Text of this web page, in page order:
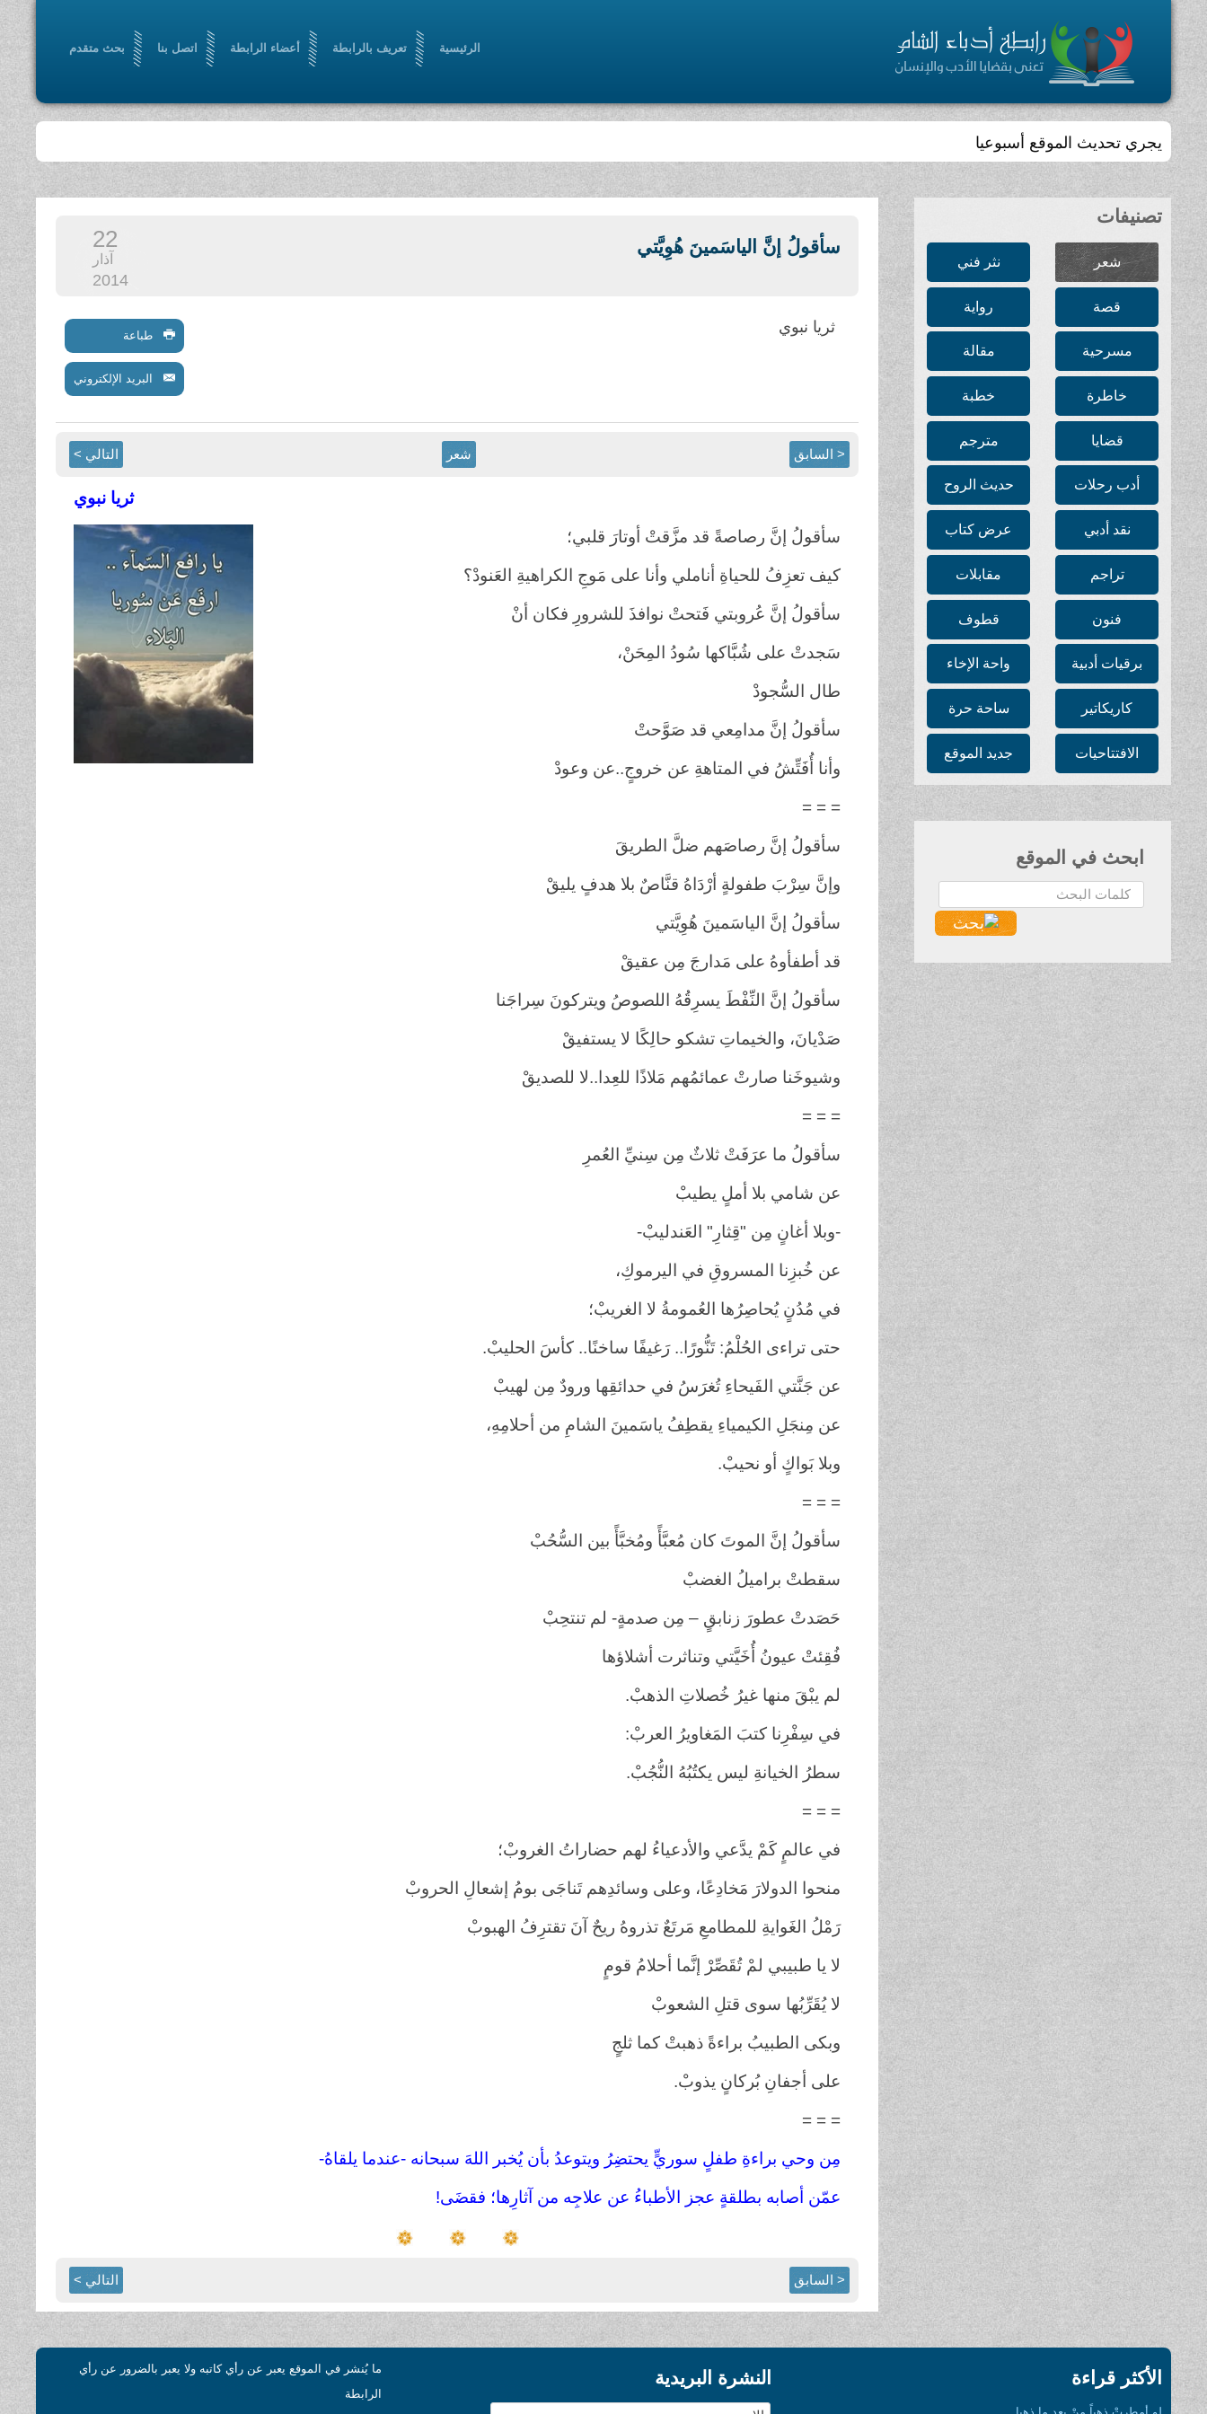
الرئيسية تعريف بالرابطة أعضاء الرابطة اتصل بنا بحث متقدم
يجري تحديث الموقع أسبوعيا
تصنيفات
شعر نثر فني
قصة رواية
مسرحية مقالة
خاطرة خطبة
قضايا مترجم
أدب رحلات حديث الروح
نقد أدبي عرض كتاب
تراجم مقابلات
فنون قطوف
برقيات أدبية واحة الإخاء
كاريكاتير ساحة حرة
الافتتاحيات جديد الموقع
ابحث في الموقع
البحث...
سأقولُ إنَّ الياسَمينَ هُوِيَّتي 22
آذار
2014
ثريا نبوي طباعة
البريد الإلكتروني
< السابق شعر التالي >
ثريا نبوي
سأقولُ إنَّ رصاصةً قد مزَّقتْ أوتارَ قلبي؛
كيف تعزِفُ للحياةِ أناملي وأنا على مَوجِ الكراهيةِ العَنودْ؟
سأقولُ إنَّ عُروبتي فَتحتْ نوافذَ للشرورِ فكان أنْ
سَجدتْ على شُبَّاكها سُودُ المِحَنْ،
طال السُّجودْ
سأقولُ إنَّ مدامِعي قد صَوَّحتْ
وأنا أُفَتِّشُ في المتاهةِ عن خروجٍ..عن وعودْ
= = =
سأقولُ إنَّ رصاصَهم ضلَّ الطريقَ
وإنَّ سِرْبَ طفولةٍ أرْدَاهُ قنَّاصٌ بلا هدفٍ يليقْ
سأقولُ إنَّ الياسَمينَ هُوِيَّتي
قد أطفأوهُ على مَدارجَ مِن عقيقْ
سأقولُ إنَّ النِّفْطَ يسرِقُهُ اللصوصُ ويتركونَ سِراجَنا
صَدْيانَ، والخيماتِ تشكو حالِكًا لا يستفيقْ
وشيوخَنا صارتْ عمائمُهم مَلاذًا للعِدا..لا للصديقْ
= = =
سأقولُ ما عرَفَتْ ثلاثٌ مِن سِنيِّ العُمرِ
عن شامي بلا أملٍ يطيبْ
-وبلا أغانٍ مِن "قِثارِ" العَندليبْ-
عن خُبزِنا المسروقِ في اليرموكِ،
في مُدُنٍ يُحاصِرُها العُمومةُ لا الغريبْ؛
حتى تراءى الحُلْمُ: تَنُّورًا.. رَغيفًا ساخنًا.. كأسَ الحليبْ.
عن جَنَّتي الفَيحاءِ تُغرَسُ في حدائقِها ورودٌ مِن لهيبْ
عن مِنجَلِ الكيمياءِ يقطِفُ ياسَمينَ الشامِ من أحلامِهِ،
وبلا بَواكٍ أو نحيبْ.
= = =
سأقولُ إنَّ الموتَ كان مُعبَّأً ومُخبَّأً بين السُّحُبْ
سقطتْ براميلُ الغضبْ
حَصَدتْ عطورَ زنابقٍ – مِن صدمةٍ- لم تنتحِبْ
فُقِئتْ عيونُ أُخَيَّتي وتناثرت أشلاؤها
لم يبْقَ منها غيرُ خُصلاتِ الذهبْ.
في سِفْرِنا كتبَ المَغاويرُ العربْ:
سطرُ الخيانةِ ليس يكتُبُهُ النُّجُبْ.
= = =
في عالمٍ كَمْ يدَّعي والأدعياءُ لهم حضاراتُ الغروبْ؛
منحوا الدولارَ مَخادِعًا، وعلى وسائدِهم تَناجَى بومُ إشعالِ الحروبْ
رَمْلُ الغَوايةِ للمطامعِ مَرتَعٌ تذروهُ ريحٌ آنَ تقترِفُ الهبوبْ
لا يا طبيبي لمْ تُقَصِّرْ إنَّما أحلامُ قومٍ
لا يُقَرِّبُها سوى قتلِ الشعوبْ
وبكى الطبيبُ براءةً ذهبتْ كما ثلجٍ
على أجفانِ بُركانٍ يذوبْ.
= = =
مِن وحي براءةِ طفلٍ سوريٍّ يحتضِرُ ويتوعدُ بأن يُخبر اللهَ سبحانه -عندما يلقاهُ-
عمّن أصابه بطلقةٍ عجز الأطباءُ عن علاجِه من آثارِها؛ فقضَى!
< السابق التالي >
الأكثر قراءة النشرة البريدية
ما يُنشر في الموقع يعبر عن رأي كاتبه ولا يعبر بالضرور عن رأي
الرابطة